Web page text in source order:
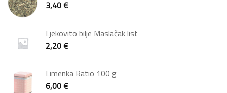
3,40€
Ljekovito bilje Maslačak list
2,20€
Limenka Ratio 100 g
6,00€